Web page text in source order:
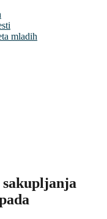
mladih
sakupljanja